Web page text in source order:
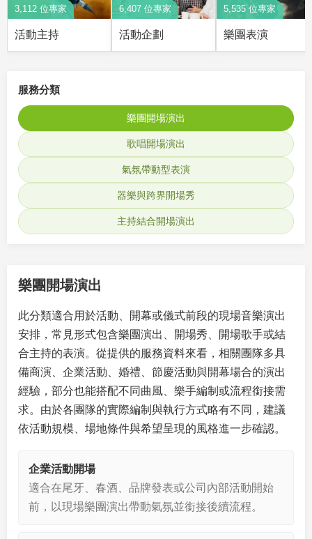
3,112 位專家
活動主持
6,407 位專家
活動企劃
5,535 位專家
樂團表演
服務分類
樂團開場演出
歌唱開場演出
氣氛帶動型表演
器樂與跨界開場秀
主持結合開場演出
樂團開場演出
此分類適合用於活動、開幕或儀式前段的現場音樂演出
安排，常見形式包含樂團演出、開場秀、開場歌手或結
合主持的表演。從提供的服務資料來看，相關團隊多具
備商演、企業活動、婚禮、節慶活動與開幕場合的演出
經驗，部分也能搭配不同曲風、樂手編制或流程銜接需
求。由於各團隊的實際編制與執行方式略有不同，建議
依活動規模、場地條件與希望呈現的風格進一步確認。
企業活動開場
適合在尾牙、春酒、品牌發表或公司內部活動開始
前，以現場樂團演出帶動氣氛並銜接後續流程。